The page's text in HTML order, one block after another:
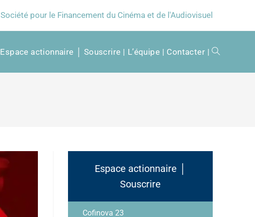
Société pour le Financement du Cinéma et de l'Audiovisuel
Espace actionnaire │ Souscrire L’équipe Contacter
Espace actionnaire │
Souscrire
Cofinova 23